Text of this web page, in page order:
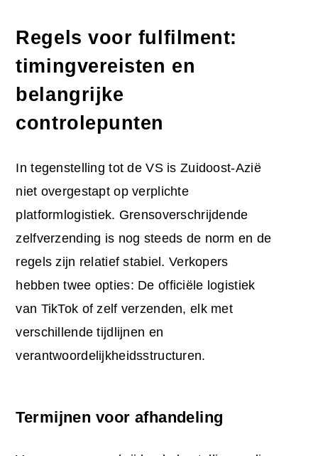
Regels voor fulfilment:
timingvereisten en
belangrijke
controlepunten
In tegenstelling tot de VS is Zuidoost-Azië
niet overgestapt op verplichte
platformlogistiek. Grensoverschrijdende
zelfverzending is nog steeds de norm en de
regels zijn relatief stabiel. Verkopers
hebben twee opties: De officiële logistiek
van TikTok of zelf verzenden, elk met
verschillende tijdlijnen en
verantwoordelijkheidsstructuren.
Termijnen voor afhandeling